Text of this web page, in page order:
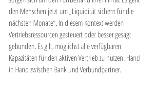
den Menschen jetzt um „Liquidität sichern für die
nächsten Monate“. In diesem Kontext werden
Vertriebsressourcen gesteuert oder besser gesagt
gebunden. Es gilt, möglichst alle verfügbaren
Kapazitäten für den aktiven Vertrieb zu nutzen. Hand
in Hand zwischen Bank und Verbundpartner.